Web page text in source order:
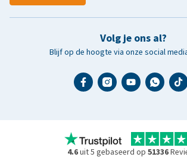
Volg je ons al?
Blijf op de hoogte via onze social
4.6uit 5 gebaseerd op 51336